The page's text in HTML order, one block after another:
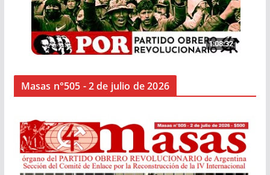
Masas n°505 - 2 de julio de 2026